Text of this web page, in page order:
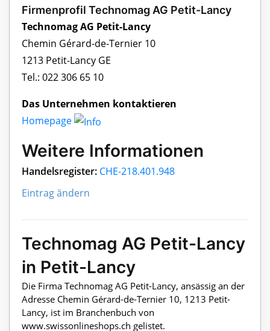
Firmenprofil Technomag AG Petit-Lancy
Technomag AG Petit-Lancy
Chemin Gérard-de-Ternier 10
1213 Petit-Lancy GE
Tel.: 022 306 65 10
Das Unternehmen kontaktieren
Homepage
Weitere Informationen
Handelsregister: CHE-218.401.948
Eintrag ändern
Technomag AG Petit-Lancy
in Petit-Lancy
Die Firma Technomag AG Petit-Lancy, ansässig an der
Adresse Chemin Gérard-de-Ternier 10, 1213 Petit-
Lancy, ist im Branchenbuch von
www.swissonlineshops.ch gelistet.